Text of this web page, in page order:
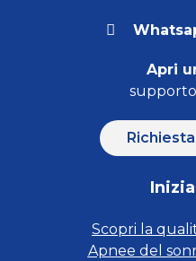
Apri
Scopri la
Apnee del